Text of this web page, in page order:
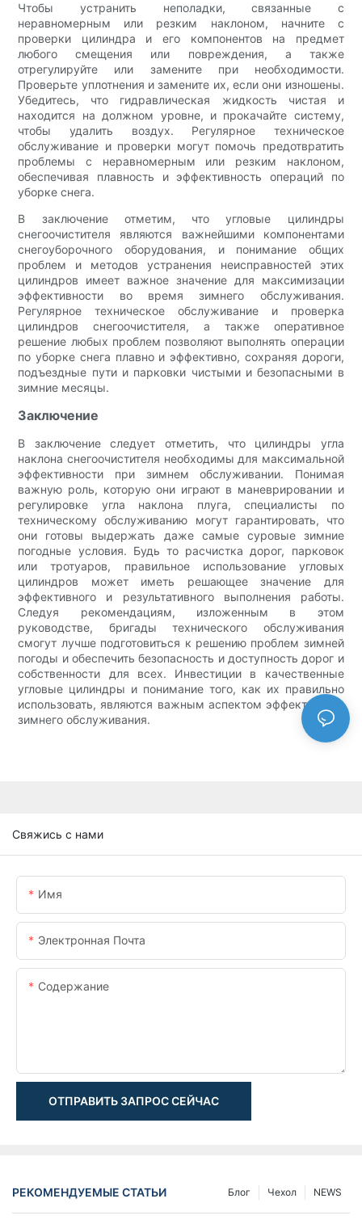
Чтобы устранить неполадки, связанные с
неравномерным или резким наклоном, начните с
проверки цилиндра и его компонентов на предмет
любого смещения или повреждения, а также
отрегулируйте или замените при необходимости.
Проверьте уплотнения и замените их, если они изношены.
Убедитесь, что гидравлическая жидкость чистая и
находится на должном уровне, и прокачайте систему,
чтобы удалить воздух. Регулярное техническое
обслуживание и проверки могут помочь предотвратить
проблемы с неравномерным или резким наклоном,
обеспечивая плавность и эффективность операций по
уборке снега.
В заключение отметим, что угловые цилиндры
снегоочистителя являются важнейшими компонентами
снегоуборочного оборудования, и понимание общих
проблем и методов устранения неисправностей этих
цилиндров имеет важное значение для максимизации
эффективности во время зимнего обслуживания.
Регулярное техническое обслуживание и проверка
цилиндров снегоочистителя, а также оперативное
решение любых проблем позволяют выполнять операции
по уборке снега плавно и эффективно, сохраняя дороги,
подъездные пути и парковки чистыми и безопасными в
зимние месяцы.
Заключение
В заключение следует отметить, что цилиндры угла
наклона снегоочистителя необходимы для максимальной
эффективности при зимнем обслуживании. Понимая
важную роль, которую они играют в маневрировании и
регулировке угла наклона плуга, специалисты по
техническому обслуживанию могут гарантировать, что
они готовы выдержать даже самые суровые зимние
погодные условия. Будь то расчистка дорог, парковок
или тротуаров, правильное использование угловых
цилиндров может иметь решающее значение для
эффективного и результативного выполнения работы.
Следуя рекомендациям, изложенным в этом
руководстве, бригады технического обслуживания
смогут лучше подготовиться к решению проблем зимней
погоды и обеспечить безопасность и доступность дорог и
собственности для всех. Инвестиции в качественные
угловые цилиндры и понимание того, как их правильно
использовать, являются важным аспектом эффективного
зимнего обслуживания.
Свяжись с нами
Имя
Электронная Почта
Содержание
ОТПРАВИТЬ ЗАПРОС СЕЙЧАС
РЕКОМЕНДУЕМЫЕ СТАТЬИ NEWS
Чехол
Блог